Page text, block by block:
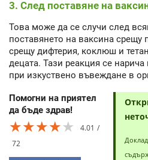
3. След поставяне на
Това може да се случи след
поставянето на ваксина срещу
срещу дифтерия, коклюш и
децата. Тази реакция се
при изкуствено въвеждане в
Помогни на приятел
да бъде здрав!
★★★★★
★★★★★
★★★★★
4.01
72